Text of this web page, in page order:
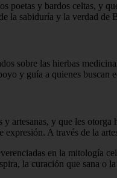
y bardos celtas, y
la sabiduría y la verdad de
sobre las hierbas
y guía a quienes
artesanas, y que les
A través de la
en la mitología
la curación que sana